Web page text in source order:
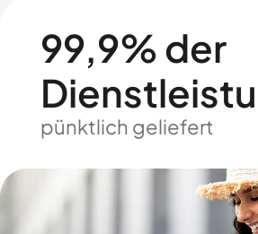
99,9% der
pünktlich geliefert